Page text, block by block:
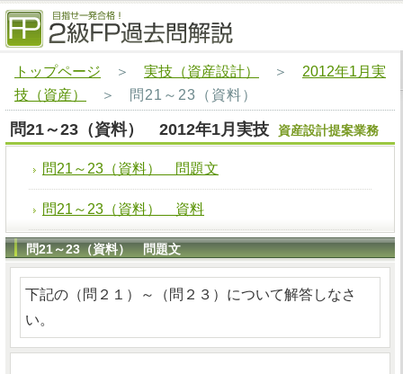
トップページ ＞ 実技（資産設計） ＞ 2012年1月実
技（資産）
＞ 問21～23（資料）
問21～23（資料） 2012年1月実技 資産設計提案業務
問21～23（資料） 問題文
問21～23（資料） 資料
問21～23（資料） 問題文
下記の（問２１）～（問２３）について解答しなさ
い。